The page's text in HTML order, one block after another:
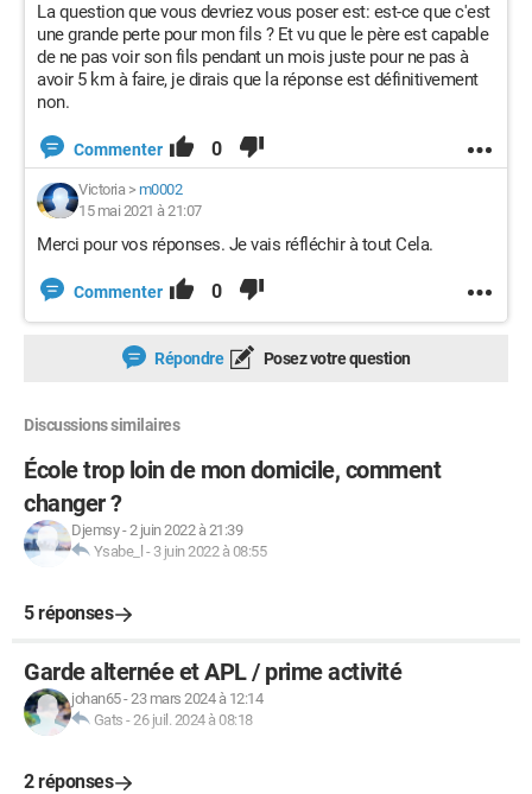
La question que vous devriez vous poser est: est-ce que c'est
une grande perte pour mon fils ? Et vu que le père est capable
de ne pas voir son fils pendant un mois juste pour ne pas à
avoir 5 km à faire, je dirais que la réponse est définitivement
non.
Commenter 0
Victoria> m0002
15 mai 2021 à 21:07
Merci pour vos réponses. Je vais réfléchir à tout Cela.
Commenter 0
Répondre Posez votre question
Discussions similaires
École trop loin de mon domicile, comment
changer ?
Djemsy-2 juin 2022 à 21:39
Ysabe_l - 3 juin 2022 à 08:55
5 réponses
Garde alternée et APL / prime activité
johan65-23 mars 2024 à 12:14
Gats -26 juil. 2024 à 08:18
2 réponses